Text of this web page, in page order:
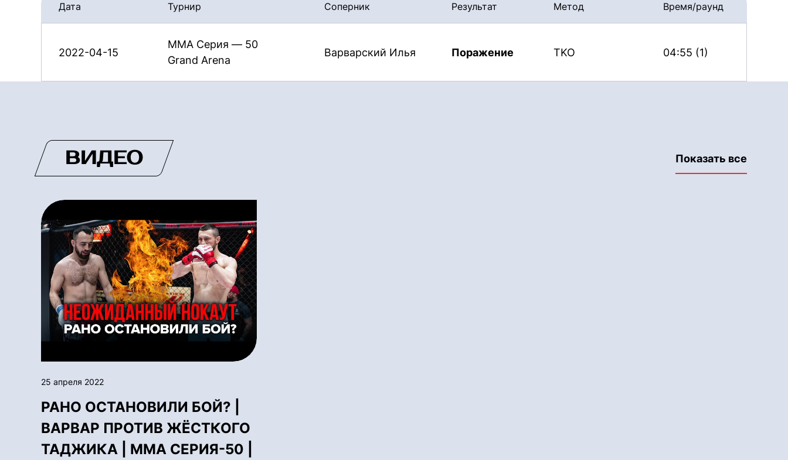
Дата Турнир Соперник Результат Метод Время/раунд
2022-04-15
ММА Серия — 50
Grand Arena
Варварский Илья Поражение TKO 04:55 (1)
ВИДЕО Показать все
25 апреля 2022
РАНО ОСТАНОВИЛИ БОЙ? |
ВАРВАР ПРОТИВ ЖЁСТКОГО
ТАДЖИКА | ММА СЕРИЯ-50 |